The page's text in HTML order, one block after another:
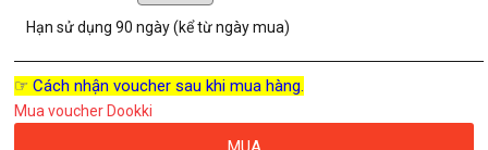
Hạn sử dụng90 ngày (kể từ ngày mua)
☞ Cách nhận voucher sau khi mua hàng.
Mua voucher Dookki